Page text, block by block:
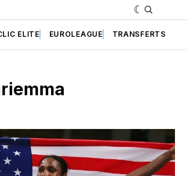
ELITE EUROLEAGUE TRANSFERTS